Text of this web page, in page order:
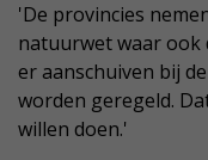
'De provincies
natuurwet waar ook
er aanschuiven bij
worden geregeld.
willen doen.'